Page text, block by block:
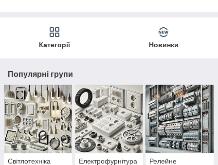
Категорії Новинки
Популярні групи
Світлотехніка
Електрофурнітура
Релейне